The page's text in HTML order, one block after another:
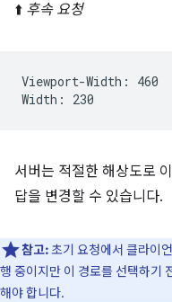
⬆️ 후속 요청
Viewport-Width: 460
서버는 적절한 해상도로
답을 변경할 수 있습니다.
참고:초기 요청에서 클라이
행 중이지만 이 경로를 선택하기
해야 합니다.